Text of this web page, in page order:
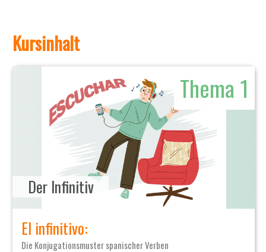
Verben.
Meistere
Monaten.
Niveau
Kursinhalt
Thema 1
Der Infinitiv
El infinitivo:
Die Konjugationsmuster spanischer Verben